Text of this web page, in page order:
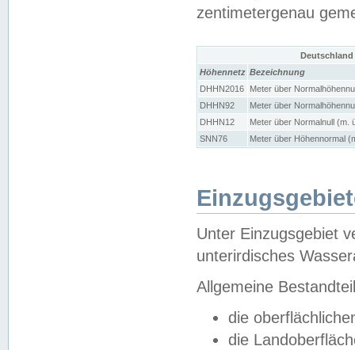
zentimetergenau
Höhennetz Bezeichnung
DHHN2016
Meter über
DHHN92
Meter über
DHHN12
Meter über Normalnull (m.
SNN76
Meter über Höhennormal
Unter Einzugsgebiet
unterirdisches
Allgemeine
die
die